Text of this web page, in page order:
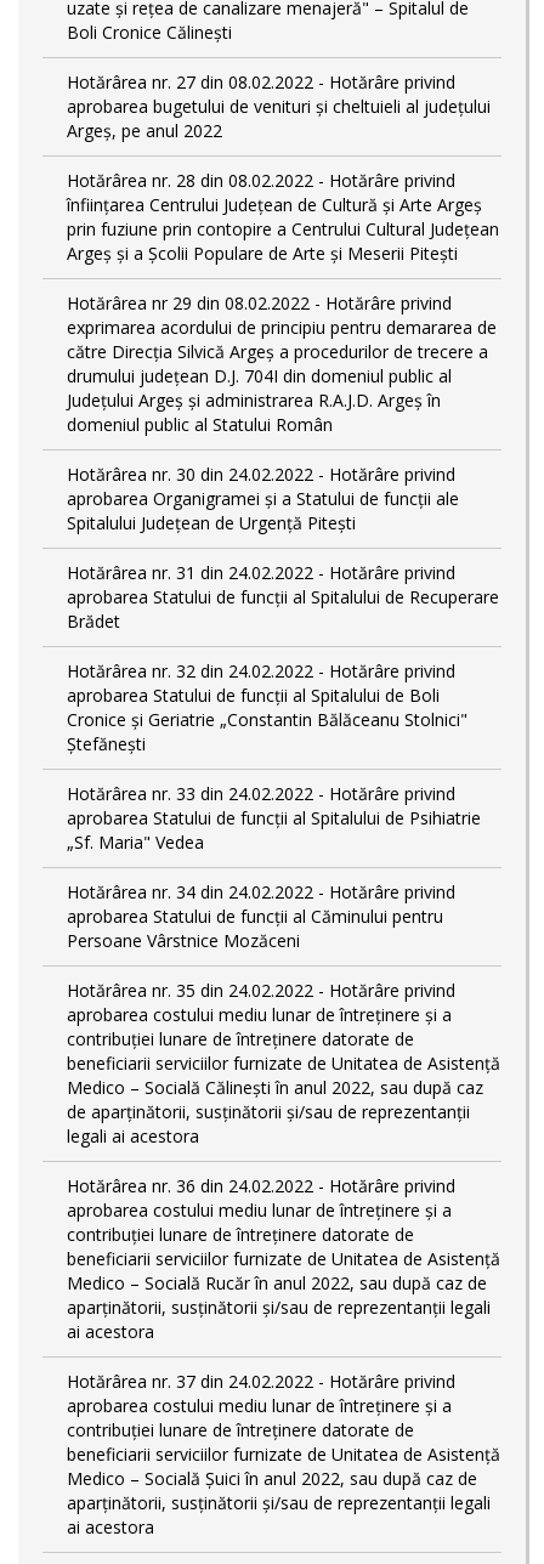
uzate și rețea de canalizare menajeră" – Spitalul de
Boli Cronice Călinești
Hotărârea nr. 27 din 08.02.2022 - Hotărâre privind
aprobarea bugetului de venituri și cheltuieli al județului
Argeș, pe anul 2022
Hotărârea nr. 28 din 08.02.2022 - Hotărâre privind
înființarea Centrului Județean de Cultură şi Arte Argeș
prin fuziune prin contopire a Centrului Cultural Judeţean
Argeş și a Școlii Populare de Arte și Meserii Pitești
Hotărârea nr 29 din 08.02.2022 - Hotărâre privind
exprimarea acordului de principiu pentru demararea de
către Direcţia Silvică Argeş a procedurilor de trecere a
drumului judeţean D.J. 704I din domeniul public al
Judeţului Argeş şi administrarea R.A.J.D. Argeş în
domeniul public al Statului Român
Hotărârea nr. 30 din 24.02.2022 - Hotărâre privind
aprobarea Organigramei și a Statului de funcții ale
Spitalului Județean de Urgență Pitești
Hotărârea nr. 31 din 24.02.2022 - Hotărâre privind
aprobarea Statului de funcții al Spitalului de Recuperare
Brădet
Hotărârea nr. 32 din 24.02.2022 - Hotărâre privind
aprobarea Statului de funcţii al Spitalului de Boli
Cronice și Geriatrie „Constantin Bălăceanu Stolnici"
Ștefănești
Hotărârea nr. 33 din 24.02.2022 - Hotărâre privind
aprobarea Statului de funcții al Spitalului de Psihiatrie
„Sf. Maria" Vedea
Hotărârea nr. 34 din 24.02.2022 - Hotărâre privind
aprobarea Statului de funcţii al Căminului pentru
Persoane Vârstnice Mozăceni
Hotărârea nr. 35 din 24.02.2022 - Hotărâre privind
aprobarea costului mediu lunar de întreținere și a
contribuției lunare de întreținere datorate de
beneficiarii serviciilor furnizate de Unitatea de Asistență
Medico – Socială Călineşti în anul 2022, sau după caz
de aparținătorii, susținătorii și/sau de reprezentanții
legali ai acestora
Hotărârea nr. 36 din 24.02.2022 - Hotărâre privind
aprobarea costului mediu lunar de întreținere și a
contribuției lunare de întreținere datorate de
beneficiarii serviciilor furnizate de Unitatea de Asistență
Medico – Socială Rucăr în anul 2022, sau după caz de
aparținătorii, susținătorii și/sau de reprezentanții legali
ai acestora
Hotărârea nr. 37 din 24.02.2022 - Hotărâre privind
aprobarea costului mediu lunar de întreținere și a
contribuției lunare de întreținere datorate de
beneficiarii serviciilor furnizate de Unitatea de Asistență
Medico – Socială Șuici în anul 2022, sau după caz de
aparținătorii, susținătorii și/sau de reprezentanții legali
ai acestora